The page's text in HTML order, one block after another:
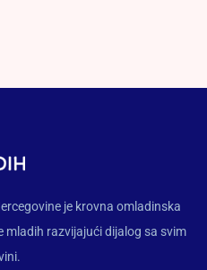
je krovna omladinska
razvijajući dijalog sa svim